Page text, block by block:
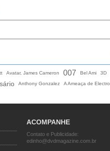
Avatar, James Cameron 007 Bel Ami
3D
Anthony Gonzalez A Ameaça de Electro
ACOMPANHE
Contato e Publicidade:
edinho@dvdmagazine.com.br